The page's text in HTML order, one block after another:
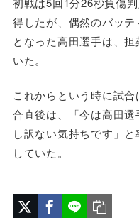
得したが、偶然のバッ
となった高田選手は、
いた。
これからという時に試
合直後は、「今は高田
し訳ない気持ちです」
していた。